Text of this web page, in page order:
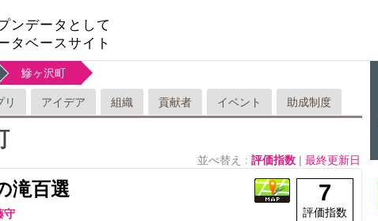
ンデータとして
タベースサイト
鰺ヶ沢町
リ アイデア 組織 貢献者 イベント 助成制度
並べ替え : 評価指数 | 最終更新日
滝百選
守
7
評価指数